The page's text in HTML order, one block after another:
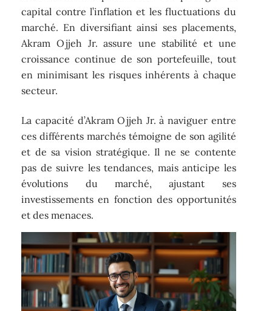
capital contre l’inflation et les fluctuations du
marché. En diversifiant ainsi ses placements,
Akram Ojjeh Jr. assure une stabilité et une
croissance continue de son portefeuille, tout
en minimisant les risques inhérents à chaque
secteur.
La capacité d’Akram Ojjeh Jr. à naviguer entre
ces différents marchés témoigne de son agilité
et de sa vision stratégique. Il ne se contente
pas de suivre les tendances, mais anticipe les
évolutions du marché, ajustant ses
investissements en fonction des opportunités
et des menaces.